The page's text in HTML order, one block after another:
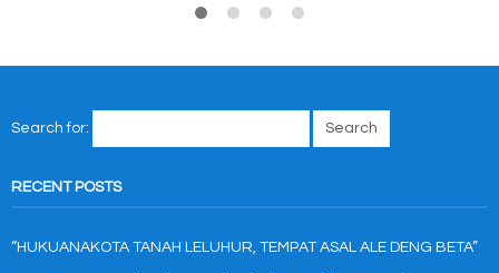
Search for:
RECENT POSTS
“HUKUANAKOTA TANAH LELUHUR, TEMPAT ASAL ALE DENG BETA”